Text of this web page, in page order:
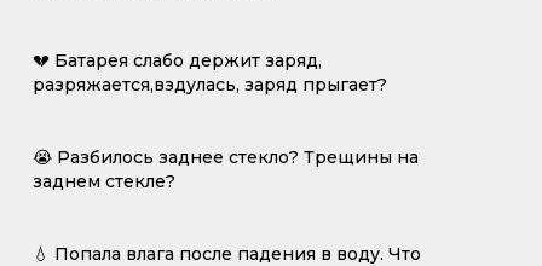
💔 Батарея слабо держит заряд,
разряжается,вздулась, заряд прыгает?
😭 Разбилось заднее стекло? Трещины на
заднем стекле?
💧 Попала влага после падения в воду. Что